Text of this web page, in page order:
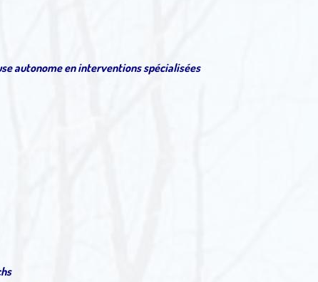
autonome en interventions spécialisées